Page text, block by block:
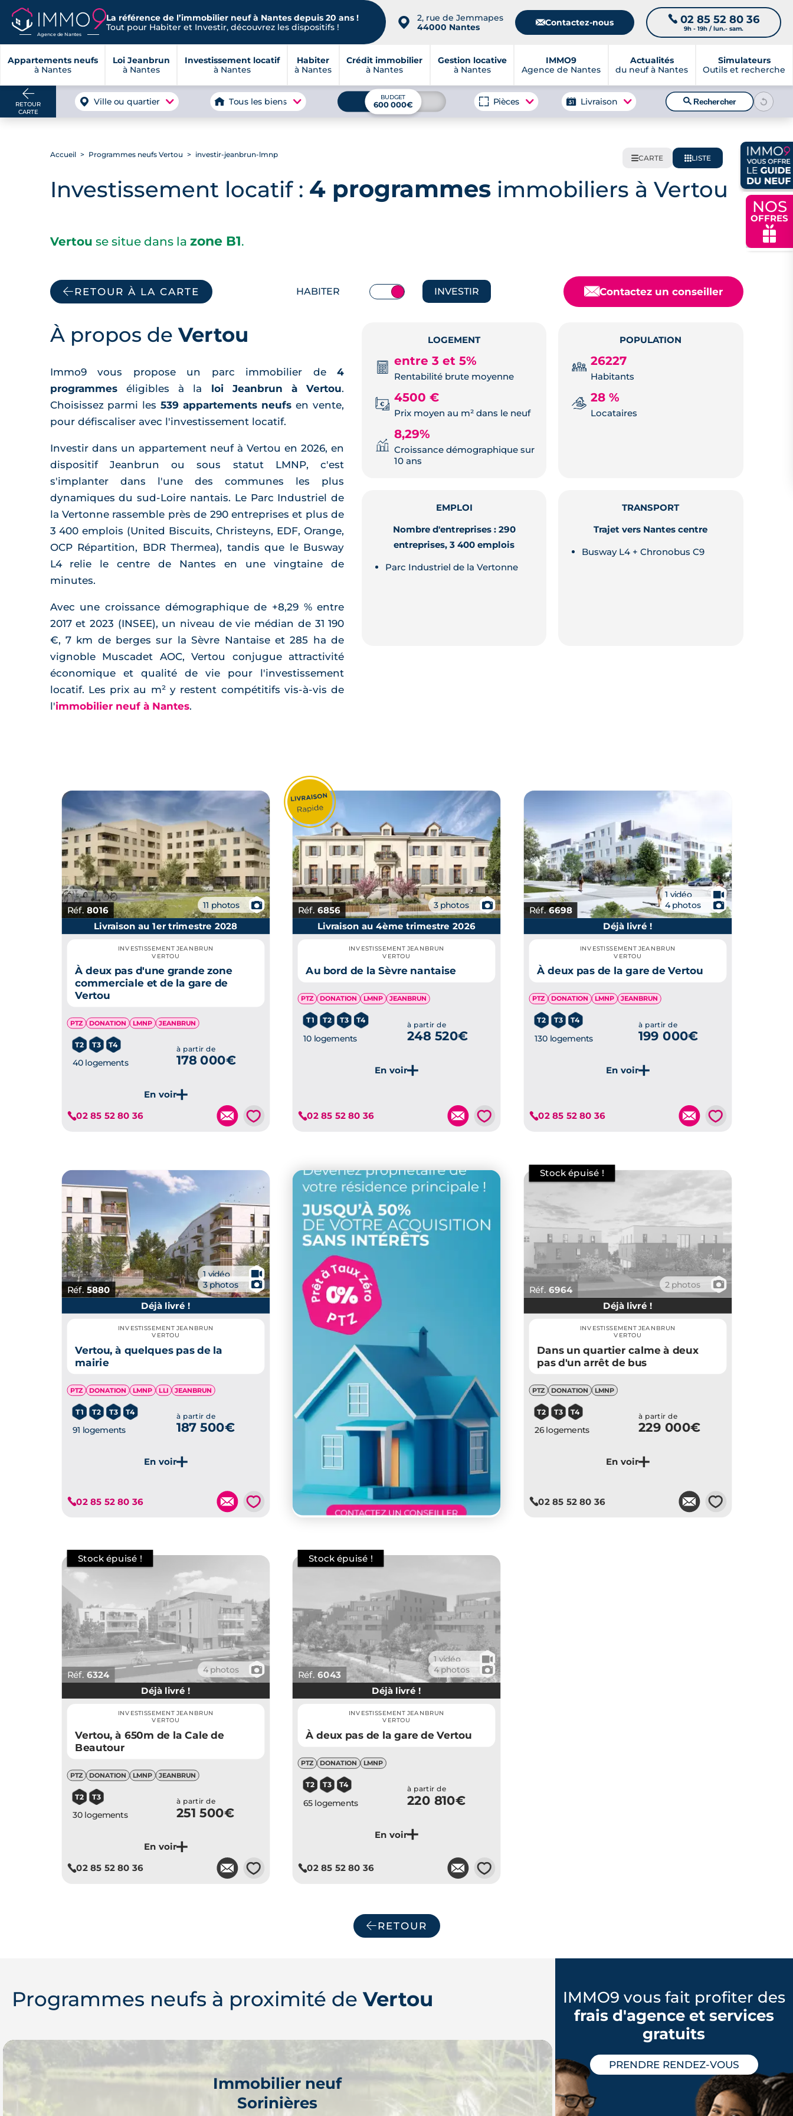
Agence de Nantes
La référence de l’immobilier neuf à Nantes depuis 20 ans !
Tout pour Habiter et Investir, découvrez les dispositifs !
📍
2, rue de Jemmapes
44000 Nantes
📧Contactez-nous 📞 02 85 52 80 36
9h - 19h / lun.- sam.
Appartements neufs
à Nantes
Loi Jeanbrun
à Nantes
Investissement locatif
à Nantes
Habiter
à Nantes
Crédit immobilier
à Nantes
Gestion locative
à Nantes
IMMO9
Agence de Nantes
Actualités
du neuf à Nantes
Simulateurs
Outils et recherche
NOS
OFFRES
🎁
RETOUR
CARTE
Ville ou quartier Tous les biens BUDGET
600 000€ Pièces Livraison 🔍Rechercher
🌍CARTE 📋LISTE
Accueil Programmes neufs Vertou investir-jeanbrun-lmnp
Investissement locatif : 4 programmesimmobiliers à Vertou
Vertou se situe dans la zone B1.
RETOUR À LA CARTE HABITER INVESTIR 📧Contactez un conseiller
À propos deVertou
Immo9 vous propose un parc immobilier de4
programmeséligibles à la loi Jeanbrun à Vertou.
Choisissez parmi les539 appartements neufs en vente,
pour défiscaliser avec l'investissement locatif.
Investir dans un appartement neuf à Vertou en 2026, en
dispositif Jeanbrun ou sous statut LMNP, c'est
s'implanter dans l'une des communes les plus
dynamiques du sud-Loire nantais. Le Parc Industriel de
la Vertonne rassemble près de 290 entreprises et plus de
3 400 emplois (United Biscuits, Christeyns, EDF, Orange,
OCP Répartition, BDR Thermea), tandis que le Busway
L4 relie le centre de Nantes en une vingtaine de
minutes.
Avec une croissance démographique de +8,29 % entre
2017 et 2023 (INSEE), un niveau de vie médian de 31 190
€, 7 km de berges sur la Sèvre Nantaise et 285 ha de
vignoble Muscadet AOC, Vertou conjugue attractivité
économique et qualité de vie pour l'investissement
locatif. Les prix au m² y restent compétitifs vis-à-vis de
l'immobilier neuf à Nantes.
LOGEMENT
entre 3 et 5%
Rentabilité brute moyenne
4500 €
Prix moyen au m² dans le neuf
8,29%
Croissance démographique sur
10 ans
POPULATION
26227
Habitants
28 %
Locataires
EMPLOI
Nombre d'entreprises : 290
entreprises, 3 400 emplois
Parc Industriel de la Vertonne
TRANSPORT
Trajet vers Nantes centre
Busway L4 + Chronobus C9
Réf. 8016 11 photos 📷
Je découvre ce programme
Livraison au 1er trimestre 2028
INVESTISSEMENT JEANBRUN
VERTOU
À deux pas d'une grande zone
commerciale et de la gare de
Vertou
PTZ DONATION LMNP JEANBRUN
T2 T3 T4
40 logements
à partir de
178 000€
02 85 52 80 36 💗
Réf.6856 3 photos 📷
Je découvre ce programme
Livraison au 4ème trimestre 2026
INVESTISSEMENT JEANBRUN
VERTOU
Au bord de la Sèvre nantaise
PTZ DONATION LMNP JEANBRUN
T1 T2 T3 T4
10 logements
à partir de
248 520€
02 85 52 80 36 💗
Réf.6698
1 vidéo 🎥
4 photos 📷
Déjà livré !
INVESTISSEMENT JEANBRUN
VERTOU
À deux pas de la gare de Vertou
PTZ DONATION LMNP JEANBRUN
T2 T3 T4
130 logements
à partir de
199 000€
02 85 52 80 36 💗
Réf. 5880
1 vidéo 🎥
3 photos 📷
Déjà livré !
INVESTISSEMENT JEANBRUN
VERTOU
Vertou, à quelques pas de la
mairie
PTZ DONATION LMNP LLI JEANBRUN
T1 T2 T3 T4
91 logements
à partir de
187 500€
02 85 52 80 36 💗
Réf. 6964 2 photos 📷
Déjà livré !
INVESTISSEMENT JEANBRUN
VERTOU
Dans un quartier calme à deux
pas d'un arrêt de bus
PTZ DONATION LMNP
T2 T3 T4
26 logements
à partir de
229 000€
02 85 52 80 36 💗
Réf. 6324 4 photos 📷
Je découvre ce programme
Déjà livré !
INVESTISSEMENT JEANBRUN
VERTOU
Vertou, à 650m de la Cale de
Beautour
PTZ DONATION LMNP JEANBRUN
T2 T3
30 logements
à partir de
251 500€
02 85 52 80 36 💗
Réf.6043
1 vidéo 🎥
4 photos 📷
Je découvre ce programme
Déjà livré !
INVESTISSEMENT JEANBRUN
VERTOU
À deux pas de la gare de Vertou
PTZ DONATION LMNP
T2 T3 T4
65 logements
à partir de
220 810€
02 85 52 80 36 💗
RETOUR
Programmes neufs à proximité deVertou
Immobilier neuf
Sorinières
IMMO9 vous fait profiter des
frais d'agence et services
gratuits
PRENDRE RENDEZ-VOUS